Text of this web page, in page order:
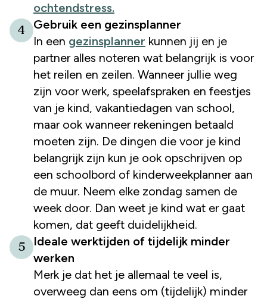
ochtendstress.
4
Gebruik een gezinsplanner
In een gezinsplanner kunnen jij en je
partner alles noteren wat belangrijk is voor
het reilen en zeilen. Wanneer jullie weg
zijn voor werk, speelafspraken en feestjes
van je kind, vakantiedagen van school,
maar ook wanneer rekeningen betaald
moeten zijn. De dingen die voor je kind
belangrijk zijn kun je ook opschrijven op
een schoolbord of kinderweekplanner aan
de muur. Neem elke zondag samen de
week door. Dan weet je kind wat er gaat
komen, dat geeft duidelijkheid.
5
Ideale werktijden of tijdelijk minder
werken
Merk je dat het je allemaal te veel is,
overweeg dan eens om (tijdelijk) minder